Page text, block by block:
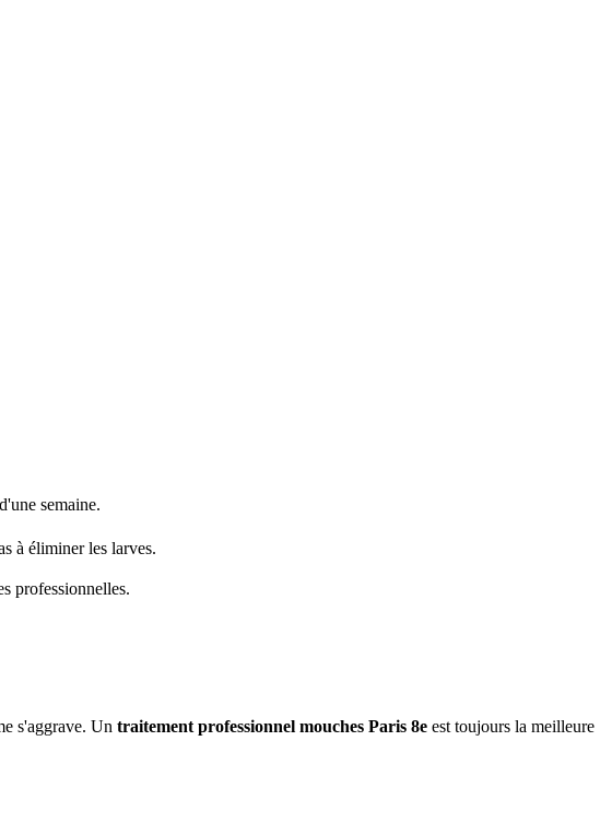
semaine.
à éliminer les larves.
professionnelles.
s'aggrave. Un traitement professionnel mouches Paris 8e est toujours la meilleure